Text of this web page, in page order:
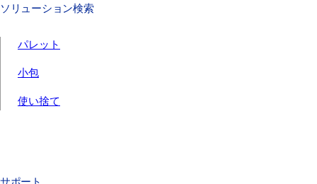
ソリューション検索
パレット
小包
使い捨て